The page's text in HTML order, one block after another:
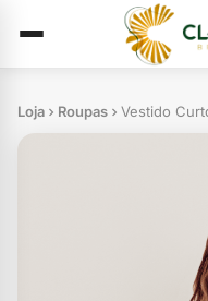
Loja Roupas Vestido